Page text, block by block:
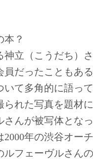
？
立（こうだち）
員だったこともあ
いて多角的に語っ
られた写真を題材
さんが被写体とな
年の渋谷オー
ルフェーヴルさん